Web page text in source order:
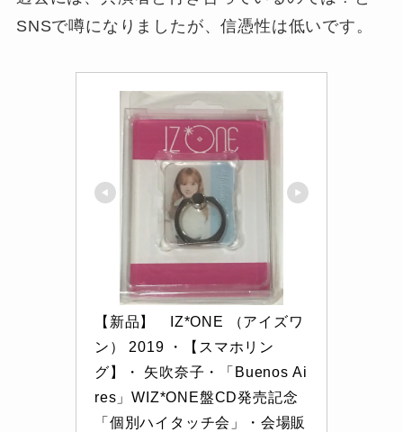
SNSで噂になりましたが、信憑性は低いです。
【新品】　IZ*ONE （アイズワ
ン） 2019 ・【スマホリン
グ】・ 矢吹奈子・「Buenos Ai
res」WIZ*ONE盤CD発売記念
「個別ハイタッチ会」・会場販